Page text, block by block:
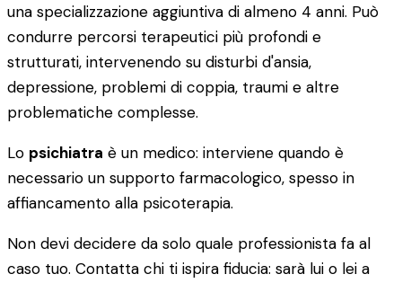
una specializzazione aggiuntiva di almeno 4 anni. Può
condurre percorsi terapeutici più profondi e
strutturati, intervenendo su disturbi d'ansia,
depressione, problemi di coppia, traumi e altre
problematiche complesse.
Lo psichiatra è un medico: interviene quando è
necessario un supporto farmacologico, spesso in
affiancamento alla psicoterapia.
Non devi decidere da solo quale professionista fa al
caso tuo. Contatta chi ti ispira fiducia: sarà lui o lei a